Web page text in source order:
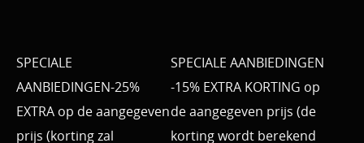
SPECIALE
AANBIEDINGEN-25%
EXTRA op de aangegeven
prijs (korting zal
SPECIALE AANBIEDINGEN
-15% EXTRA KORTING op
de aangegeven prijs (de
korting wordt berekend